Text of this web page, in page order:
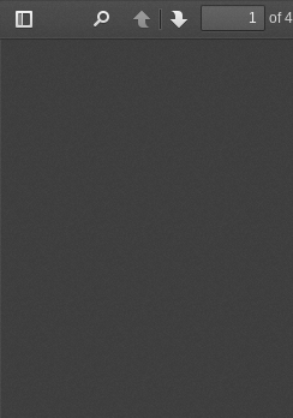
Toggle
PreviousNext
of 4